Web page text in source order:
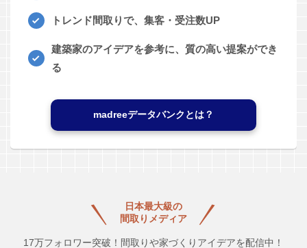
トレンド間取りで、集客・受注数UP
建築家のアイデアを参考に、質の高い提案ができ
る
madreeデータバンクとは？
日本最大級の
間取りメディア
17万フォロワー突破！間取りや家づくりアイデアを配信中！